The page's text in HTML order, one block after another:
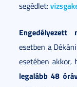
segédlet:
Engedélyezett
esetben a
esetében
legalább 48